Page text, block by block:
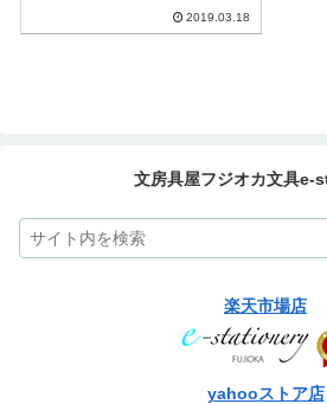
2019.03.18
文房具屋フジオカ文具e-
楽天市場店
yahooストア店